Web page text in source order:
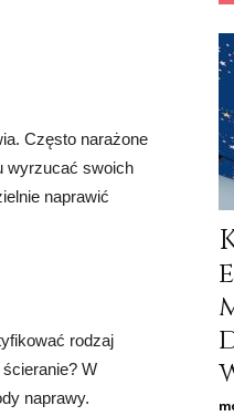
Często narażone
wyrzucać swoich
naprawić
rodzaj
W
naprawy.